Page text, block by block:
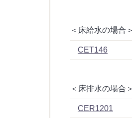
＜床給水の場合
CET146
＜床排水の場合
CER1201